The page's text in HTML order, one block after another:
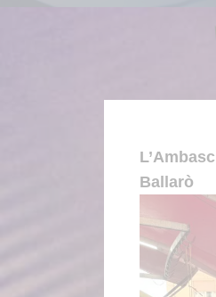
Ballarò